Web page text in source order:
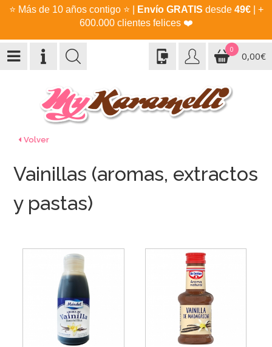
⭐ Más de 10 años contigo ⭐ Envío GRATIS desde 49€| +
600.000 clientes felices ❤️
0
0,00€
Volver
Vainillas (aromas, extractos
y pastas)